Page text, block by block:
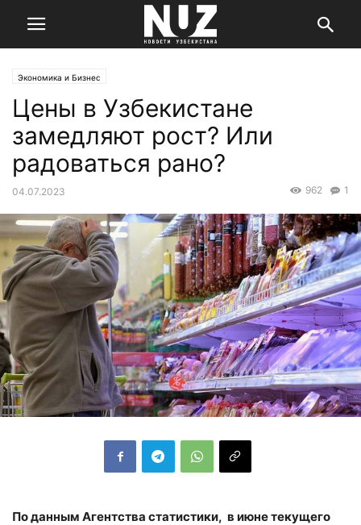
Экономика и Бизнес
Цены в Узбекистане
замедляют рост? Или
радоваться рано?
04.07.2023 1
962
По данным Агентства статистики, в июне текущего